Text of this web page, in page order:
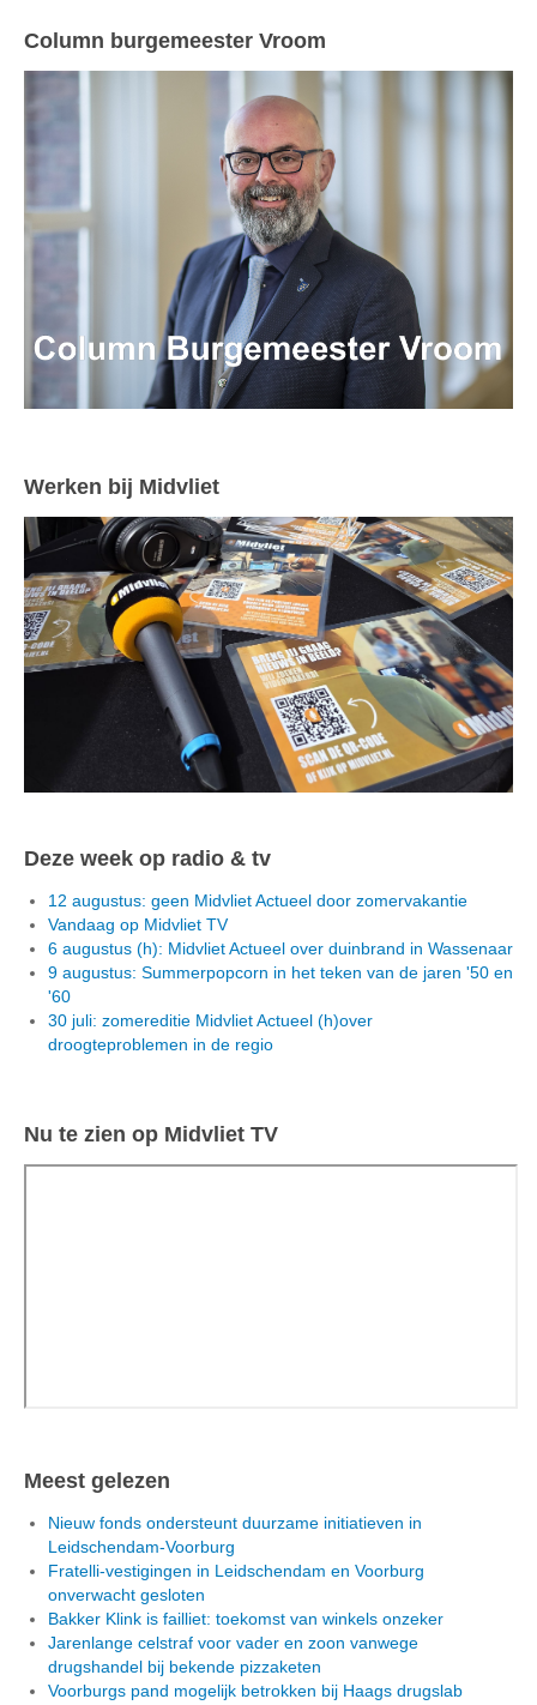
Column burgemeester Vroom
Werken bij Midvliet
Deze week op radio & tv
12 augustus: geen Midvliet Actueel door zomervakantie
Vandaag op Midvliet TV
6 augustus (h): Midvliet Actueel over duinbrand in Wassenaar
9 augustus: Summerpopcorn in het teken van de jaren '50 en
'60
30 juli: zomereditie Midvliet Actueel (h)over
droogteproblemen in de regio
Nu te zien op Midvliet TV
Meest gelezen
Nieuw fonds ondersteunt duurzame initiatieven in
Leidschendam-Voorburg
Fratelli-vestigingen in Leidschendam en Voorburg
onverwacht gesloten
Bakker Klink is failliet: toekomst van winkels onzeker
Jarenlange celstraf voor vader en zoon vanwege
drugshandel bij bekende pizzaketen
Voorburgs pand mogelijk betrokken bij Haags drugslab